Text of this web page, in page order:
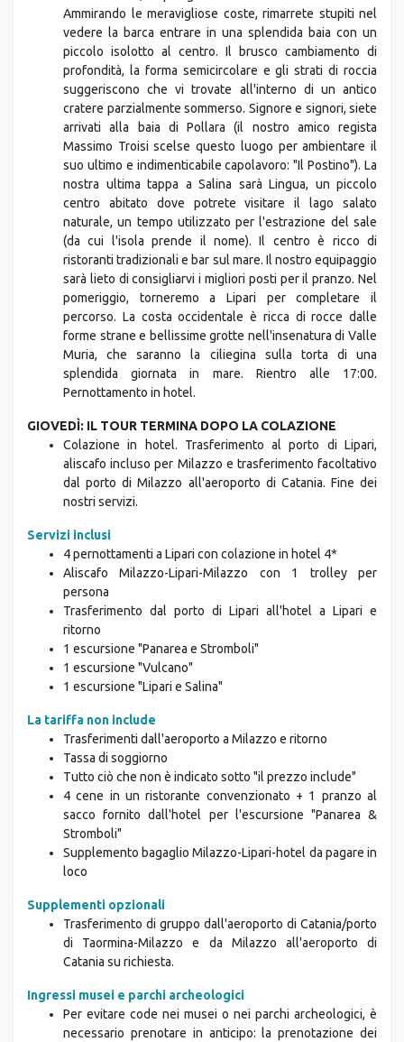
Ammirando le meravigliose coste, rimarrete stupiti nel
vedere la barca entrare in una splendida baia con un
piccolo isolotto al centro. Il brusco cambiamento di
profondità, la forma semicircolare e gli strati di roccia
suggeriscono che vi trovate all'interno di un antico
cratere parzialmente sommerso. Signore e signori, siete
arrivati alla baia di Pollara (il nostro amico regista
Massimo Troisi scelse questo luogo per ambientare il
suo ultimo e indimenticabile capolavoro: "Il Postino"). La
nostra ultima tappa a Salina sarà Lingua, un piccolo
centro abitato dove potrete visitare il lago salato
naturale, un tempo utilizzato per l'estrazione del sale
(da cui l'isola prende il nome). Il centro è ricco di
ristoranti tradizionali e bar sul mare. Il nostro equipaggio
sarà lieto di consigliarvi i migliori posti per il pranzo. Nel
pomeriggio, torneremo a Lipari per completare il
percorso. La costa occidentale è ricca di rocce dalle
forme strane e bellissime grotte nell'insenatura di Valle
Muria, che saranno la ciliegina sulla torta di una
splendida giornata in mare. Rientro alle 17:00.
Pernottamento in hotel.
GIOVEDÌ: IL TOUR TERMINA DOPO LA COLAZIONE
Colazione in hotel. Trasferimento al porto di Lipari,
aliscafo incluso per Milazzo e trasferimento facoltativo
dal porto di Milazzo all'aeroporto di Catania. Fine dei
nostri servizi.
Servizi inclusi
4 pernottamenti a Lipari con colazione in hotel 4*
Aliscafo Milazzo-Lipari-Milazzo con 1 trolley per
persona
Trasferimento dal porto di Lipari all'hotel a Lipari e
ritorno
1 escursione "Panarea e Stromboli"
1 escursione "Vulcano"
1 escursione "Lipari e Salina"
La tariffa non include
Trasferimenti dall'aeroporto a Milazzo e ritorno
Tassa di soggiorno
Tutto ciò che non è indicato sotto "il prezzo include"
4 cene in un ristorante convenzionato + 1 pranzo al
sacco fornito dall'hotel per l'escursione "Panarea &
Stromboli"
Supplemento bagaglio Milazzo-Lipari-hotel da pagare in
loco
Supplementi opzionali
Trasferimento di gruppo dall'aeroporto di Catania/porto
di Taormina-Milazzo e da Milazzo all'aeroporto di
Catania su richiesta.
Ingressi musei e parchi archeologici
Per evitare code nei musei o nei parchi archeologici, è
necessario prenotare in anticipo: la prenotazione dei